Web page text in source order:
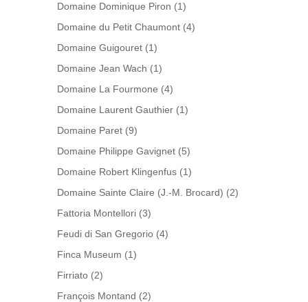
Domaine Dominique Piron (1)
Domaine du Petit Chaumont (4)
Domaine Guigouret (1)
Domaine Jean Wach (1)
Domaine La Fourmone (4)
Domaine Laurent Gauthier (1)
Domaine Paret (9)
Domaine Philippe Gavignet (5)
Domaine Robert Klingenfus (1)
Domaine Sainte Claire (J.-M. Brocard) (2)
Fattoria Montellori (3)
Feudi di San Gregorio (4)
Finca Museum (1)
Firriato (2)
François Montand (2)